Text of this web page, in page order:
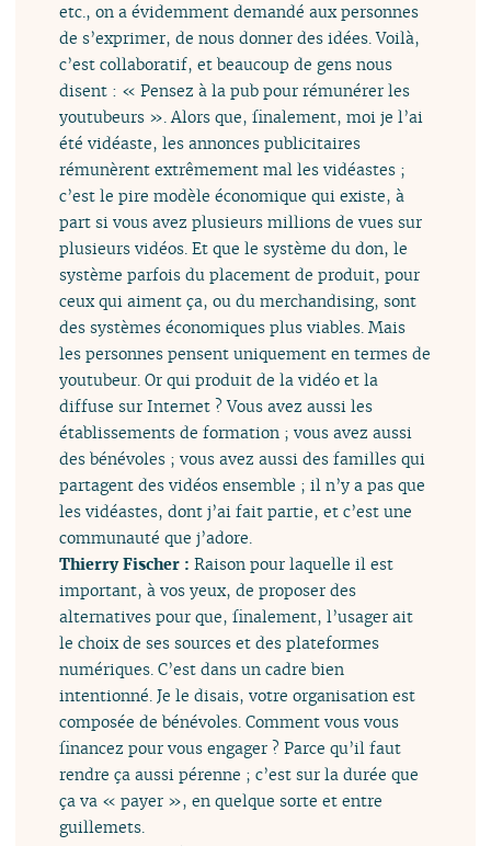
etc., on a évidemment demandé aux personnes
de s’exprimer, de nous donner des idées. Voilà,
c’est collaboratif, et beaucoup de gens nous
disent : « Pensez à la pub pour rémunérer les
youtubeurs ». Alors que, finalement, moi je l’ai
été vidéaste, les annonces publicitaires
rémunèrent extrêmement mal les vidéastes ;
c’est le pire modèle économique qui existe, à
part si vous avez plusieurs millions de vues sur
plusieurs vidéos. Et que le système du don, le
système parfois du placement de produit, pour
ceux qui aiment ça, ou du merchandising, sont
des systèmes économiques plus viables. Mais
les personnes pensent uniquement en termes de
youtubeur. Or qui produit de la vidéo et la
diffuse sur Internet ? Vous avez aussi les
établissements de formation ; vous avez aussi
des bénévoles ; vous avez aussi des familles qui
partagent des vidéos ensemble ; il n’y a pas que
les vidéastes, dont j’ai fait partie, et c’est une
communauté que j’adore.
Thierry Fischer :Raison pour laquelle il est
important, à vos yeux, de proposer des
alternatives pour que, finalement, l’usager ait
le choix de ses sources et des plateformes
numériques. C’est dans un cadre bien
intentionné. Je le disais, votre organisation est
composée de bénévoles. Comment vous vous
financez pour vous engager ? Parce qu’il faut
rendre ça aussi pérenne ; c’est sur la durée que
ça va « payer », en quelque sorte et entre
guillemets.